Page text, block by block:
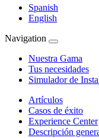
Spanish
English
Navigation
Nuestra Gama
Tus necesidades
Simulador de
Artículos
Casos de éxito
Experience Center
Descripción